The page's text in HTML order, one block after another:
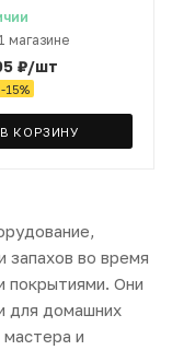
V2Gray,
см, 2 мешка в
магазине
₽/шт
-15%
В КОРЗИНУ
запахов во время
покрытиями. Они
для домашних
и